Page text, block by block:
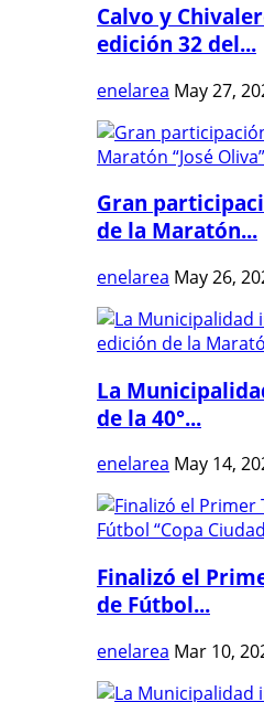
Calvo y
edición 32 del...
enelarea May 27,
Gran
de la Maratón...
enelarea May 26,
La
de la 40°...
enelarea May 14,
Finalizó el
de Fútbol...
enelarea Mar 10,